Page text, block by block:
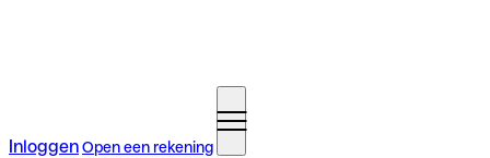
InloggenOpen een rekening